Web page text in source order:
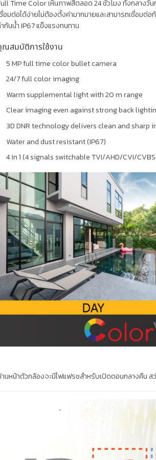
Time Color เห็นภาพสีตลอด 24 ชั่วโมง ทั้งกลางวั
อมต่อได้ง่ายไม่ต้องตั้งค่ามากมายและสามารถเชื่อม
กันน้ำ IP67 แข็งแรงทนทาน
สมบัติการใช้งาน
5 MP full time color bullet camera
24/7 full color imaging
Warm supplemental light with 20 m range
Clear imaging even against strong back
3D DNR technology delivers clean and sharp
Water and dust resistant (IP67)
4 in 1 (4 signals switchable TVI/AHD/CVI/
นหน้าตัวกล้องจะมีไฟแฟรชสำหรับเปิดตอนกลางคืน สว่